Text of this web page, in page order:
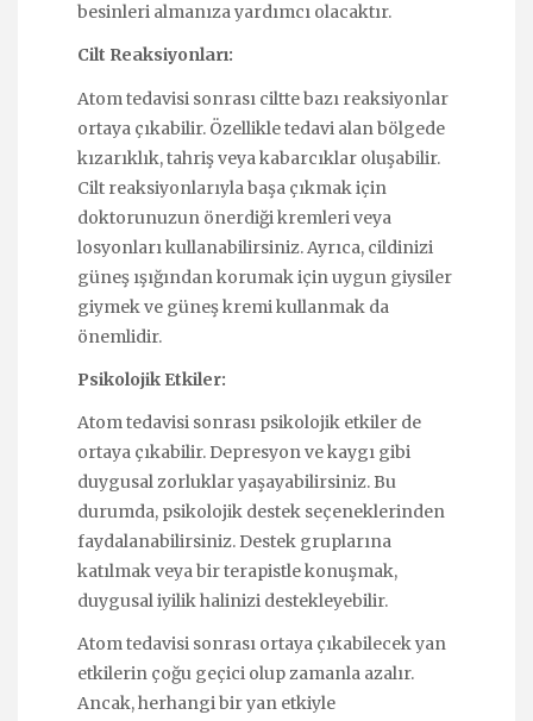
besinleri almanıza yardımcı olacaktır.
Cilt Reaksiyonları:
Atom tedavisi sonrası ciltte bazı reaksiyonlar
ortaya çıkabilir. Özellikle tedavi alan bölgede
kızarıklık, tahriş veya kabarcıklar oluşabilir.
Cilt reaksiyonlarıyla başa çıkmak için
doktorunuzun önerdiği kremleri veya
losyonları kullanabilirsiniz. Ayrıca, cildinizi
güneş ışığından korumak için uygun giysiler
giymek ve güneş kremi kullanmak da
önemlidir.
Psikolojik Etkiler:
Atom tedavisi sonrası psikolojik etkiler de
ortaya çıkabilir. Depresyon ve kaygı gibi
duygusal zorluklar yaşayabilirsiniz. Bu
durumda, psikolojik destek seçeneklerinden
faydalanabilirsiniz. Destek gruplarına
katılmak veya bir terapistle konuşmak,
duygusal iyilik halinizi destekleyebilir.
Atom tedavisi sonrası ortaya çıkabilecek yan
etkilerin çoğu geçici olup zamanla azalır.
Ancak, herhangi bir yan etkiyle